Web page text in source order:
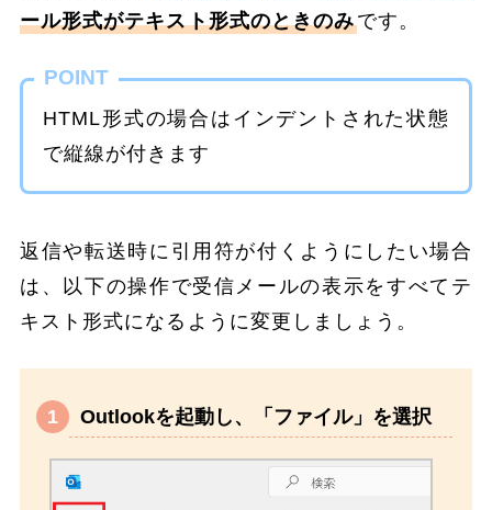
ール形式がテキスト形式のときのみです。
POINT
HTML形式の場合はインデントされた状態
で縦線が付きます
返信や転送時に引用符が付くようにしたい場合
は、以下の操作で受信メールの表示をすべてテ
キスト形式になるように変更しましょう。
Outlookを起動し、「ファイル」を選択